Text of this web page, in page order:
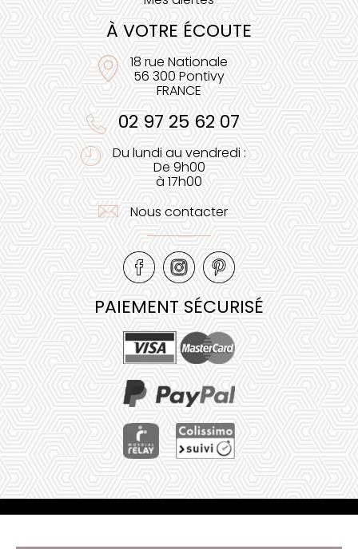
À VOTRE ÉCOUTE
18 rue Nationale
56 300 Pontivy
FRANCE
02 97 25 62 07
Du lundi au vendredi :
De 9h00
à 17h00
Nous contacter
PAIEMENT SÉCURISÉ